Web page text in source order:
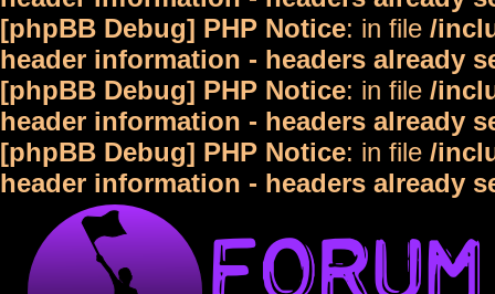
[phpBB Debug] PHP Notice: in file /
header information - headers already
[phpBB Debug] PHP Notice: in file /
header information - headers already
[phpBB Debug] PHP Notice: in file /
header information - headers already